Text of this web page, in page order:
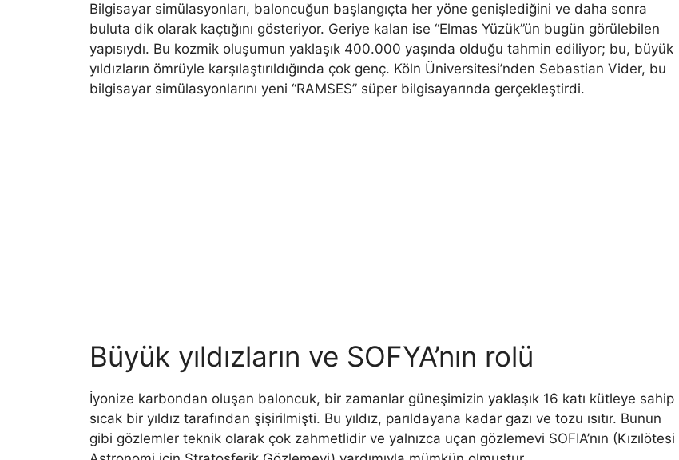
Bilgisayar simülasyonları, baloncuğun başlangıçta her yöne genişlediğini ve daha sonra
buluta dik olarak kaçtığını gösteriyor. Geriye kalan ise “Elmas Yüzük”ün bugün görülebilen
yapısıydı. Bu kozmik oluşumun yaklaşık 400.000 yaşında olduğu tahmin ediliyor; bu, büyük
yıldızların ömrüyle karşılaştırıldığında çok genç. Köln Üniversitesi’nden Sebastian Vider, bu
bilgisayar simülasyonlarını yeni “RAMSES” süper bilgisayarında gerçekleştirdi.
Büyük yıldızların ve SOFYA’nın rolü
İyonize karbondan oluşan baloncuk, bir zamanlar güneşimizin yaklaşık 16 katı kütleye sahip
sıcak bir yıldız tarafından şişirilmişti. Bu yıldız, parıldayana kadar gazı ve tozu ısıtır. Bunun
gibi gözlemler teknik olarak çok zahmetlidir ve yalnızca uçan gözlemevi SOFIA’nın (Kızılötesi